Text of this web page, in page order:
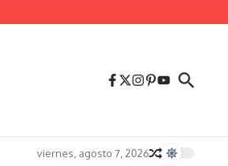
viernes, agosto 7, 2026